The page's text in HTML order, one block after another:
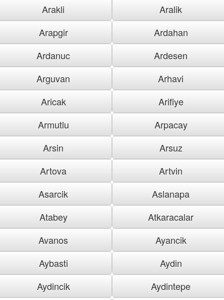
Arakli
Aralik
Arapgir
Ardahan
Ardanuc
Ardesen
Arguvan
Arhavi
Aricak
Arifiye
Armutlu
Arpacay
Arsin
Arsuz
Artova
Artvin
Asarcik
Aslanapa
Atabey
Atkaracalar
Avanos
Ayancik
Aybasti
Aydin
Aydincik
Aydintepe